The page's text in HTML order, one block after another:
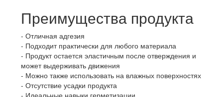
Преимущества продукта
Отличная адгезия
Подходит практически для любого материала
Продукт остается эластичным после отверждения и
может выдерживать движения
Можно также использовать на влажных поверхностях
Отсутствие усадки продукта
Идеальные навыки герметизации